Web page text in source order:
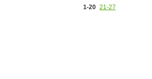
1-20 21-27